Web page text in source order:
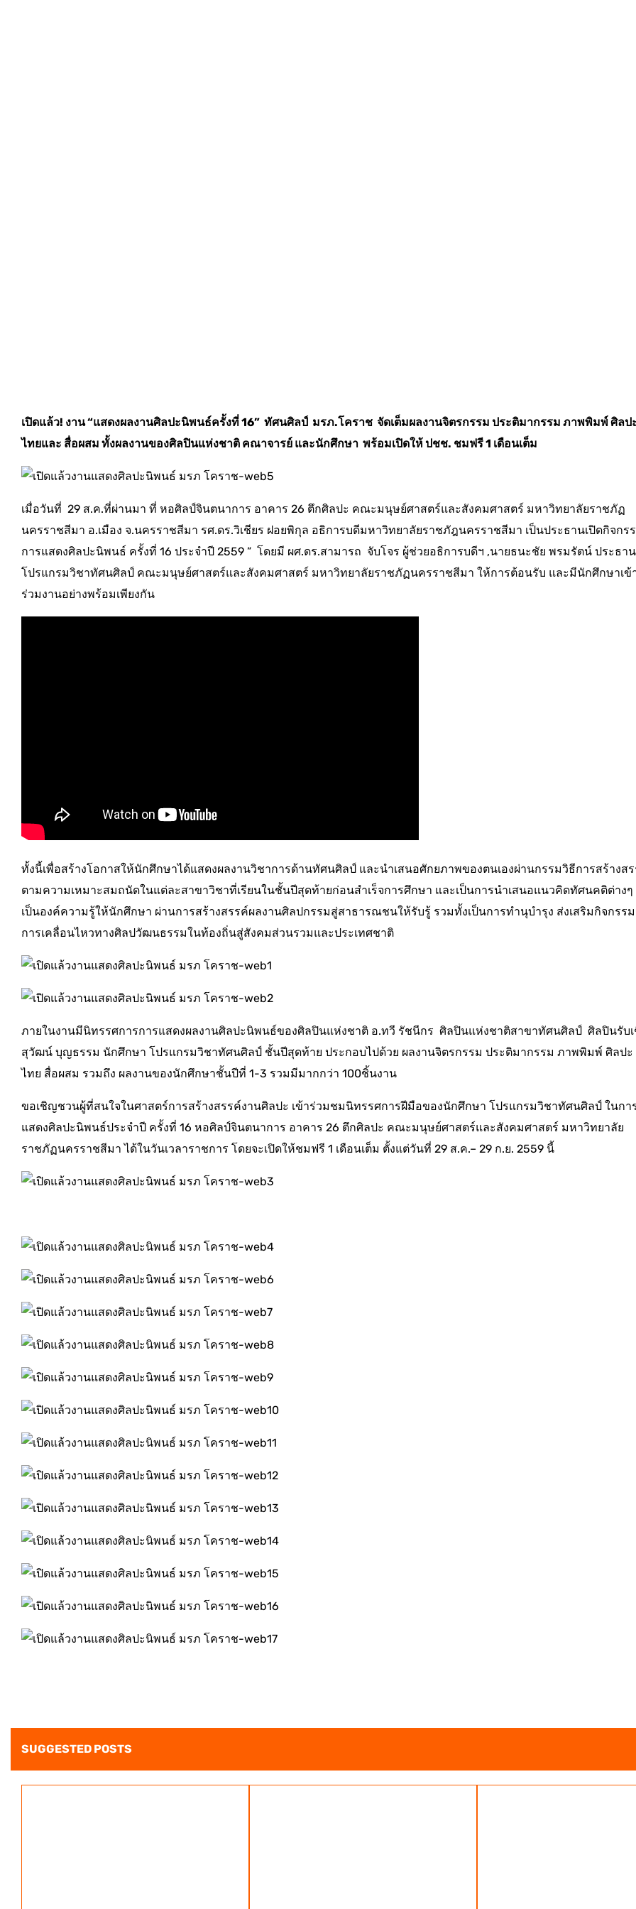
เปิดแล้ว! งาน “แสดงผลงานศิลปะนิพนธ์ครั้งที่ 16” ทัศนศิลป์ มรภ.โคราช จัดเต็มผลงานจิตรกรรม ประติมากรรม ภาพพิมพ์ ศิลป
ไทยและ สื่อผสม ทั้งผลงานของศิลปินแห่งชาติ คณาจารย์ และนักศึกษา พร้อมเปิดให้ ปชช. ชมฟรี 1 เดือนเต็ม
เมื่อวันที่ 29 ส.ค.ที่ผ่านมา ที่ หอศิลป์จินตนาการ อาคาร 26 ตึกศิลปะ คณะมนุษย์ศาสตร์และสังคมศาสตร์ มหาวิทยาลัยราชภัฏ
นครราชสีมา อ.เมือง จ.นครราชสีมา รศ.ดร.วิเชียร ฝอยพิกุล อธิการบดีมหาวิทยาลัยราชภัฎนครราชสีมา เป็นประธานเปิดกิจกร
การแสดงศิลปะนิพนธ์ ครั้งที่ 16 ประจำปี 2559 ” โดยมี ผศ.ดร.สามารถ จับโจร ผู้ช่วยอธิการบดีฯ ,นายธนะชัย พรมรัตน์ ประธาน
โปรแกรมวิชาทัศนศิลป์ คณะมนุษย์ศาสตร์และสังคมศาสตร์ มหาวิทยาลัยราชภัฏนครราชสีมา ให้การต้อนรับ และมีนักศึกษาเข้
ร่วมงานอย่างพร้อมเพียงกัน
ทั้งนี้เพื่อสร้างโอกาสให้นักศึกษาได้แสดงผลงานวิชาการด้านทัศนศิลป์ และนำเสนอศักยภาพของตนเองผ่านกรรมวิธีการสร้างส
ตามความเหมาะสมถนัดในแต่ละสาขาวิชาที่เรียนในชั้นปีสุดท้ายก่อนสำเร็จการศึกษา และเป็นการนำเสนอแนวคิดทัศนคติต่างๆ
เป็นองค์ความรู้ให้นักศึกษา ผ่านการสร้างสรรค์ผลงานศิลปกรรมสู่สาธารณชนให้รับรู้ รวมทั้งเป็นการทำนุบำรุง ส่งเสริมกิจกรรม
การเคลื่อนไหวทางศิลปวัฒนธรรมในท้องถิ่นสู่สังคมส่วนรวมและประเทศชาติ
ภายในงานมีนิทรรศการการแสดงผลงานศิลปะนิพนธ์ของศิลปินแห่งชาติ อ.ทวี รัชนีกร ศิลปินแห่งชาติสาขาทัศนศิลป์ ศิลปินรับ
สุวัฒน์ บุญธรรม นักศึกษา โปรแกรมวิชาทัศนศิลป์ ชั้นปีสุดท้าย ประกอบไปด้วย ผลงานจิตรกรรม ประติมากรรม ภาพพิมพ์ ศิลปะ
ไทย สื่อผสม รวมถึง ผลงานของนักศึกษาชั้นปีที่ 1-3 รวมมีมากกว่า 100ชิ้นงาน
ขอเชิญชวนผู้ที่สนใจในศาสตร์การสร้างสรรค์งานศิลปะ เข้าร่วมชมนิทรรศการฝีมือของนักศึกษา โปรแกรมวิชาทัศนศิลป์ ในกา
แสดงศิลปะนิพนธ์ประจำปี ครั้งที่ 16 หอศิลป์จินตนาการ อาคาร 26 ตึกศิลปะ คณะมนุษย์ศาสตร์และสังคมศาสตร์ มหาวิทยาลัย
ราชภัฏนครราชสีมา ได้ในวันเวลาราชการ โดยจะเปิดให้ชมฟรี 1 เดือนเต็ม ตั้งแต่วันที่ 29 ส.ค.– 29 ก.ย. 2559 นี้
SUGGESTED POSTS